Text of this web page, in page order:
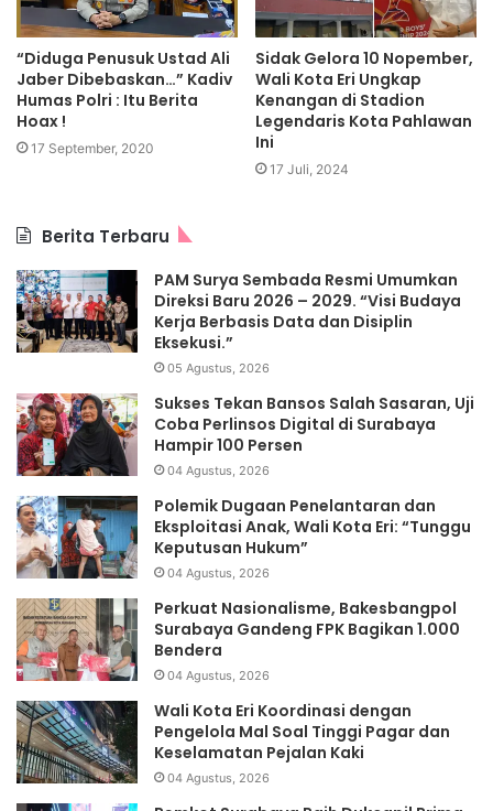
“Diduga Penusuk Ustad Ali
Jaber Dibebaskan…” Kadiv
Humas Polri : Itu Berita
Hoax !
17 September, 2020
Sidak Gelora 10 Nopember,
Wali Kota Eri Ungkap
Kenangan di Stadion
Legendaris Kota Pahlawan
Ini
17 Juli, 2024
Berita Terbaru
PAM Surya Sembada Resmi Umumkan
Direksi Baru 2026 – 2029. “Visi Budaya
Kerja Berbasis Data dan Disiplin
Eksekusi.”
05 Agustus, 2026
Sukses Tekan Bansos Salah Sasaran, Uji
Coba Perlinsos Digital di Surabaya
Hampir 100 Persen
04 Agustus, 2026
Polemik Dugaan Penelantaran dan
Eksploitasi Anak, Wali Kota Eri: “Tunggu
Keputusan Hukum”
04 Agustus, 2026
Perkuat Nasionalisme, Bakesbangpol
Surabaya Gandeng FPK Bagikan 1.000
Bendera
04 Agustus, 2026
Wali Kota Eri Koordinasi dengan
Pengelola Mal Soal Tinggi Pagar dan
Keselamatan Pejalan Kaki
04 Agustus, 2026